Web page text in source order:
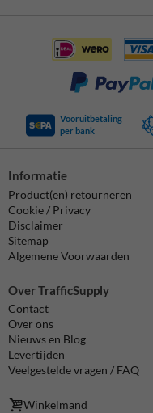
Vooruitbetaling
per bank
Informatie
Product(en) retourneren
Cookie / Privacy
Disclaimer
Sitemap
Algemene Voorwaarden
Over TrafficSupply
Contact
Over ons
Nieuws en Blog
Levertijden
Veelgestelde vragen / FAQ
Winkelmand